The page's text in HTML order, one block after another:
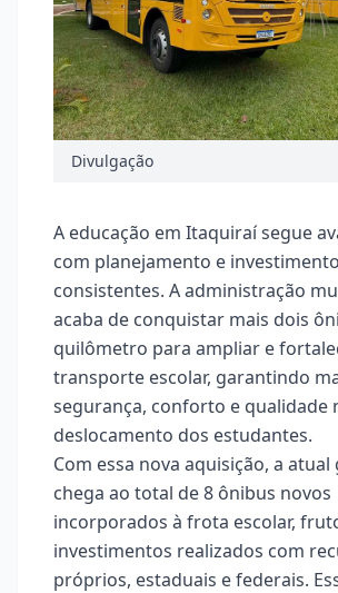
Divulgação
A educação em Itaquiraí segue
com planejamento e
consistentes. A administração
acaba de conquistar mais dois
quilômetro para ampliar e
transporte escolar, garantindo
segurança, conforto e qualidade
deslocamento dos estudantes.
Com essa nova aquisição, a atual
chega ao total de 8 ônibus novos
incorporados à frota escolar,
investimentos realizados com
próprios, estaduais e federais.